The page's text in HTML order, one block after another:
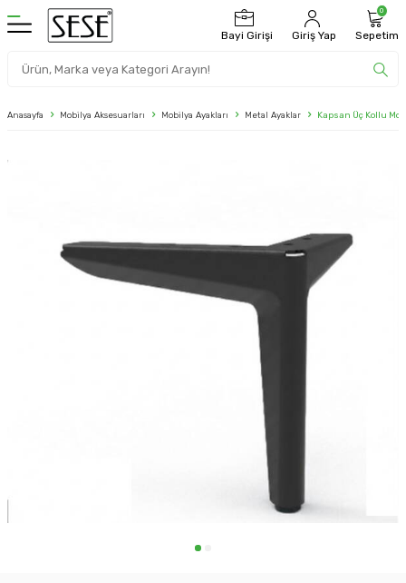
Bayi Girişi Giriş Yap
0
Sepetim
Anasayfa Mobilya Aksesuarları Mobilya Ayakları Metal Ayaklar Kapsan Üç Kollu